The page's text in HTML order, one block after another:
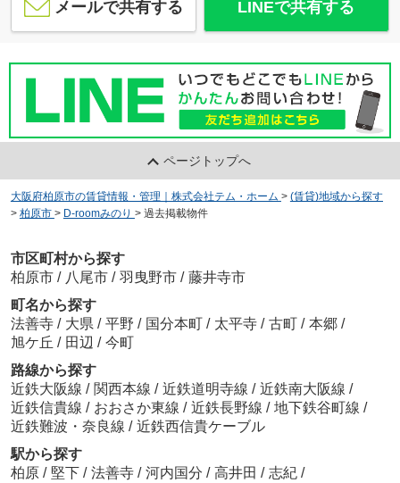
メールで共有する LINEで共有する
ページトップへ
大阪府柏原市の賃貸情報・管理｜株式会社テム・ホーム > (賃貸)地域から探す
> 柏原市 > D-roomみのり > 過去掲載物件
市区町村から探す
柏原市 / 八尾市 / 羽曳野市 / 藤井寺市
町名から探す
法善寺 / 大県 / 平野 / 国分本町 / 太平寺 / 古町 / 本郷 /
旭ケ丘 / 田辺 / 今町
路線から探す
近鉄大阪線 / 関西本線 / 近鉄道明寺線 / 近鉄南大阪線 /
近鉄信貴線 / おおさか東線 / 近鉄長野線 / 地下鉄谷町線 /
近鉄難波・奈良線 / 近鉄西信貴ケーブル
駅から探す
柏原 / 堅下 / 法善寺 / 河内国分 / 高井田 / 志紀 /